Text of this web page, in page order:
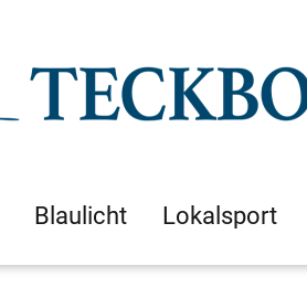
Blaulicht Lokalsport